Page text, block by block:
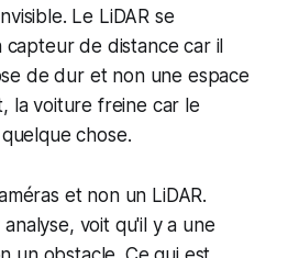
Le LiDAR se
de distance car il
de dur et non une espace
la voiture freine car le
chose.
et non un LiDAR.
voit qu'il y a une